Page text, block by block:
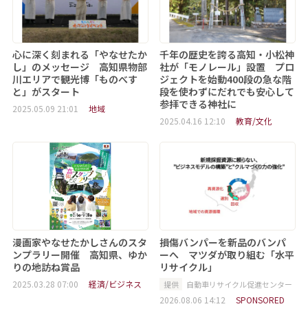
心に深く刻まれる「やなせたか
し」のメッセージ 高知県物部
川エリアで観光博「ものべす
と」がスタート
2025.05.09 21:01 地域
千年の歴史を誇る高知・小松神
社が「モノレール」設置 プロ
ジェクトを始動400段の急な階
段を使わずにだれでも安心して
参拝できる神社に
2025.04.16 12:10 教育/文化
漫画家やなせたかしさんのスタ
ンプラリー開催 高知県、ゆか
りの地訪ね賞品
2025.03.28 07:00 経済/ビジネス
損傷バンパーを新品のバンパ
ーへ マツダが取り組む「水平
リサイクル」
提供 自動車リサイクル促進センター
2026.08.06 14:12 SPONSORED